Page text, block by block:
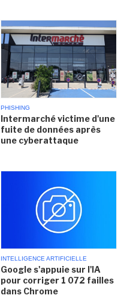
PHISHING
Intermarché victime d'une
fuite de données après
une cyberattaque
INTELLIGENCE ARTIFICIELLE
Google s'appuie sur l'IA
pour corriger 1 072 failles
dans Chrome